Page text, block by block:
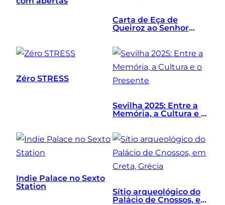
Carta de Eça de
Queiroz ao Senhor
Zéro STRESS
Sevilha 2025: Entre a
Memória, a Cultura e o
Indie Palace no Sexto
Station
Sítio arqueológico do
Palácio de Cnossos, em